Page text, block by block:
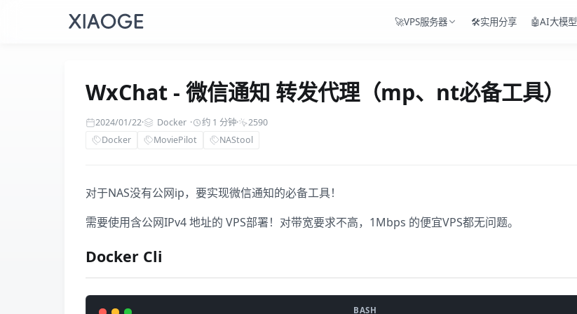
🚀VPS服务器 🛠️实用分享 🤖AI大模型
WxChat - 微信通知 转发代理（mp、nt必备工具）
2024/01/22· Docker · 约 1 分钟·
2590
Docker
MoviePilot NAStool
对于NAS没有公网ip，要实现微信通知的必备工具！
需要使用含公网IPv4 地址的 VPS部署！对带宽要求不高，1Mbps 的便宜VPS都无问题。
Docker Cli